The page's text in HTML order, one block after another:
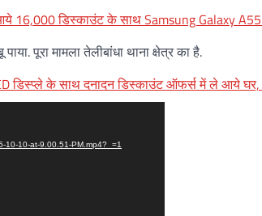
16,000 डिस्काउंट के साथ Samsung Galaxy
पूरा मामला तेलीबांधा थाना क्षेत्र का है.
डिस्प्ले के साथ दनादन डिस्काउंट ऑफर्स में ले आये
10-10-at-9.00.51-PM.mp4?_=1